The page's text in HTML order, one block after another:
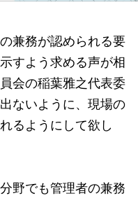
兼務が認められる要
すよう求める声が相
会の稲葉雅之代表委
ないように、現場の
るようにして欲し
野でも管理者の兼務